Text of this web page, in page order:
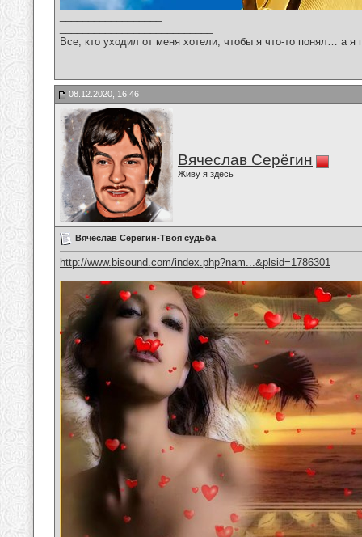
Все, кто уходил от меня хотели, чтобы я что-то понял… а
08.12.2020, 16:46
Вячеслав Серёгин
Живу я здесь
Вячеслав Серёгин-Твоя судьба
http://www.bisound.com/index.php?nam...&plsid=1786301